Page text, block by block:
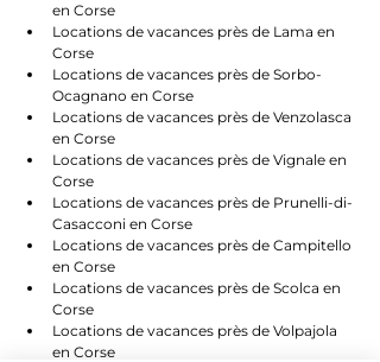
en Corse
Locations de vacances près de Lama en
Corse
Locations de vacances près de Sorbo-
Ocagnano en Corse
Locations de vacances près de Venzolasca
en Corse
Locations de vacances près de Vignale en
Corse
Locations de vacances près de Prunelli-di-
Casacconi en Corse
Locations de vacances près de Campitello
en Corse
Locations de vacances près de Scolca en
Corse
Locations de vacances près de Volpajola
en Corse